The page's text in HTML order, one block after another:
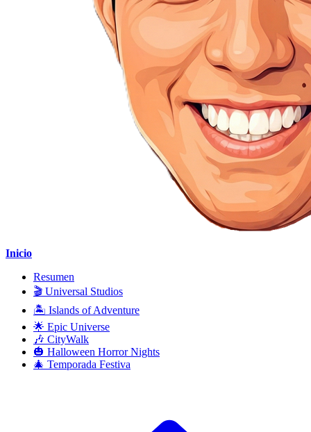
Inicio
Resumen
🎬 Universal Studios
🏝️ Islands of Adventure
🌟 Epic Universe
🎶 CityWalk
🎃 Halloween Horror Nights
🎄 Temporada Festiva